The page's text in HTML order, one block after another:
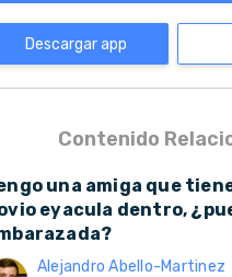
Descargar app
Contenido
una amiga que
eyacula dentro,
Alejandro Abello-Martinez